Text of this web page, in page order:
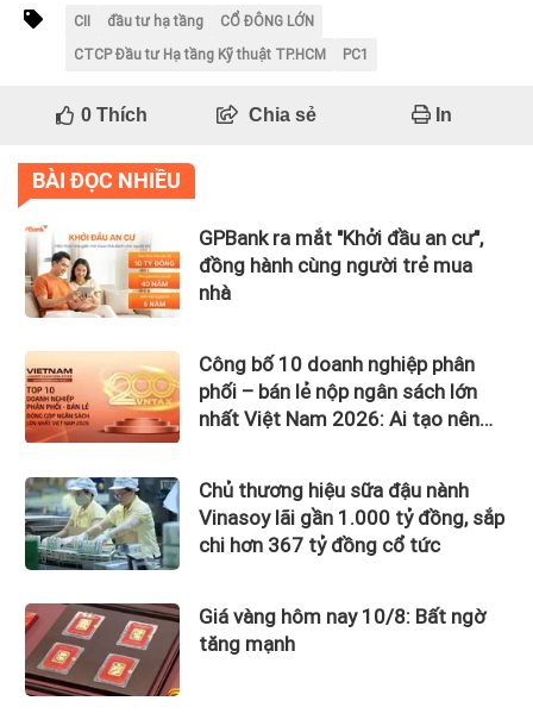
CII đầu tư hạ tầng
CỔ ĐÔNG LỚN
CTCP Đầu tư Hạ tầng Kỹ thuật TP.HCM
PC1
0Thích Chia sẻ In
BÀI ĐỌC NHIỀU
GPBank ra mắt "Khởi đầu an cư",
đồng hành cùng người trẻ mua
nhà
Công bố 10 doanh nghiệp phân
phối – bán lẻ nộp ngân sách lớn
nhất Việt Nam 2026: Ai tạo nên
Chủ thương hiệu sữa đậu nành
Vinasoy lãi gần 1.000 tỷ đồng, sắp
chi hơn 367 tỷ đồng cổ tức
Giá vàng hôm nay 10/8: Bất ngờ
tăng mạnh